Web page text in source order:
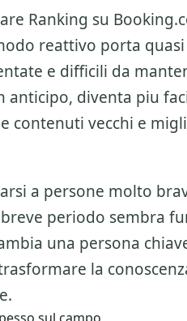
Ranking su
reattivo porta
e difficili da
anticipo, diventa piu
contenuti vecchi e
a persone molto
periodo sembra
una persona
la